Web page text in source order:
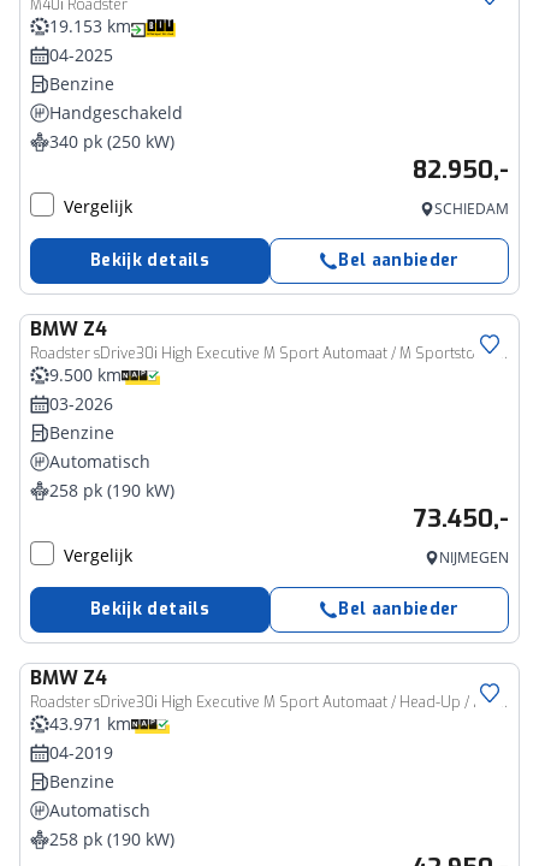
M40i Roadster
19.153 km
04-2025
Benzine
Handgeschakeld
340 pk (250 kW)
82.950,-
Vergelijk SCHIEDAM
Bekijk details Bel aanbieder
BMW Z4
Roadster sDrive30i High Executive M Sport Automaat / M Sportstoelen / Adaptieve LED / Head-Up / Stoelverwarming / Parking Assistant
9.500 km
03-2026
Benzine
Automatisch
258 pk (190 kW)
73.450,-
Vergelijk NIJMEGEN
Bekijk details Bel aanbieder
BMW Z4
Roadster sDrive30i High Executive M Sport Automaat / Head-Up / Harman Kardon / Achteruitrijcamera / Adaptieve LED
43.971 km
04-2019
Benzine
Automatisch
258 pk (190 kW)